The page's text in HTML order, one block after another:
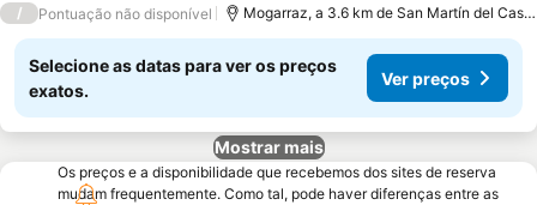
/ Pontuação não disponível Mogarraz, a 3.6 km de San Martín del
Selecione as datas para ver os preços
exatos.
Ver preços
Mostrar mais
Os preços e a disponibilidade que recebemos dos sites de reserva
mudam frequentemente. Como tal, pode haver diferenças entre as